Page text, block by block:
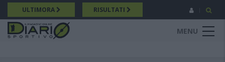
Salta
al
contenuto
principale
ULTIMORA RISULTATI
MENU